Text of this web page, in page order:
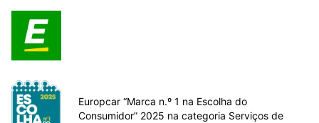
Europcar “Marca n.º 1 na Escolha do
Consumidor” 2025 na categoria Serviços de